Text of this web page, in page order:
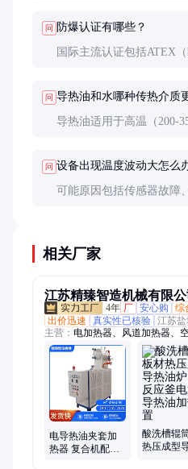
问 防爆认证有哪些？
国际主流认证包括ATEX
问 导热油和水哪种传热介质
导热油适用于高温（200-
问 设备出现温度波动大怎么
可能原因包括传感器故障
相关厂家
江苏精臻智造机械有限公
4年 厂 安心购 综
出价迅速
真实性已核验 江苏
主营： 电加热器、风道加热器、
烘干空气加热炉、成套(防爆)电
电导热油夹套加
热器 复合机配套
酸洗槽辊
热压成型